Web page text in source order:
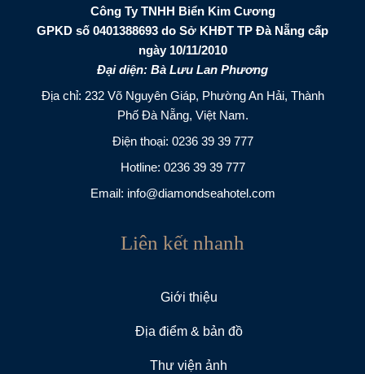
Công Ty TNHH Biển Kim Cương
GPKD số 0401388693 do Sở KHĐT TP Đà Nẵng cấp
ngày 10/11/2010
Đại diện: Bà Lưu Lan Phương
Địa chỉ: 232 Võ Nguyên Giáp, Phường An Hải, Thành
Phố Đà Nẵng, Việt Nam.
Điện thoại: 0236 39 39 777
Hotline: 0236 39 39 777
Email: info@diamondseahotel.com
Liên kết nhanh
Giới thiệu
Địa điểm & bản đồ
Thư viện ảnh